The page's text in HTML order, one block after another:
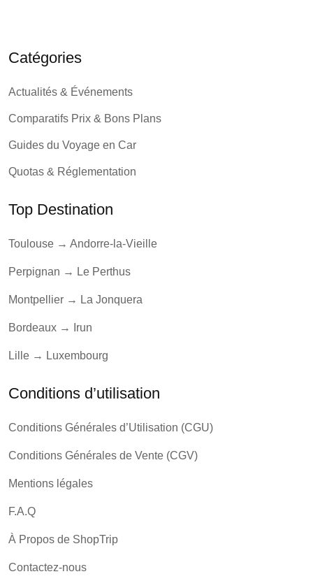
Catégories
Actualités & Événements
Comparatifs Prix & Bons Plans
Guides du Voyage en Car
Quotas & Réglementation
Top Destination
Toulouse → Andorre-la-Vieille
Perpignan → Le Perthus
Montpellier → La Jonquera
Bordeaux → Irun
Lille → Luxembourg
Conditions d’utilisation
Conditions Générales d’Utilisation (CGU)
Conditions Générales de Vente (CGV)
Mentions légales
F.A.Q
À Propos de ShopTrip
Contactez-nous